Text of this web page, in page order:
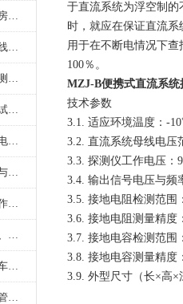
蓄电池充放检一体机适用场景，机房基站变电站铅酸蓄电池维护检测应用
蓄电池充放检一体机数据采集、曲线分析与电池健康状态智能评估功能详解
蓄电池故障快速诊断：蓄电池综合测试仪判断落后电池的方法与标准
符合电力检测标准：蓄电池综合测试仪测试规范与精度校准方法详解
操作指南：如何安全高效地使用蓄电池智能活化仪？
蓄电池充放检一体机：在电力系统与储能设备中的创新应用，确保蓄电池性能与可靠性
蓄电池整组充放电活化仪的标准操作流程：从接线设置到充放电参数设定的安全规范
蓄电池充放检一体机：充电、放电、检测三功能集成设备
蓄电池整组充放电活化仪对电动汽车电池有帮助吗？
蓄电池充放检一体机：为电池健康管理提供一站式解决方案
于直流系统为浮空制
时，就应在保证直流
用于在不断电情况下
100％。
MZJ-B便携式直流系统
技术参数
3.1. 适应环境温度：-
3.2. 直流系统母线电压
3.3. 探测仪工作电压：
3.4. 输出信号电压与频
3.5. 接地电阻检测范
3.6. 接地电阻测量精
3.7. 接地电容检测范围
3.8. 接地电容测量精
3.9. 外型尺寸（长×高×